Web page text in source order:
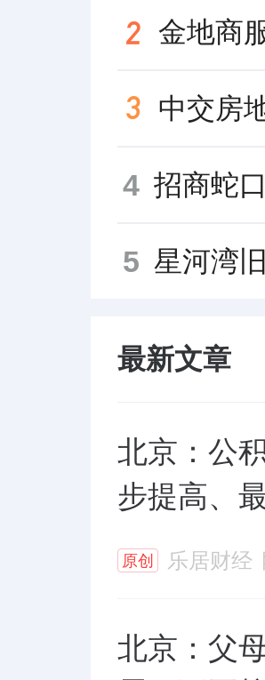
金地商
4
5 星河湾
最新文章
北京：公
步提高、
原创 乐居财经
北京：父